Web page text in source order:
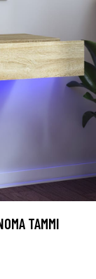
TAMMI